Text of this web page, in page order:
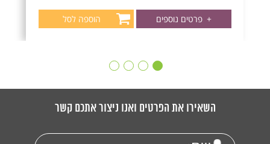
+ פרטים נוספים הוספה לסל
השאירו את הפרטים ואנו ניצור אתכם קשר